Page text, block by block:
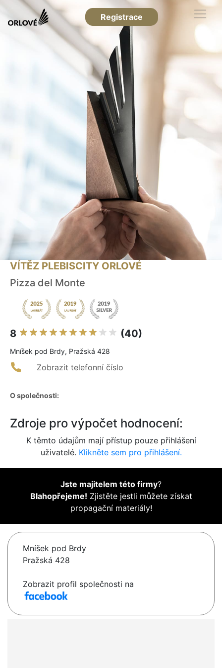
Registrace
VÍTĚZ PLEBISCITY ORLOVÉ
Pizza del Monte
8 (40)
Mníšek pod Brdy, Pražská 428
Zobrazit telefonní číslo
O společnosti:
Zdroje pro výpočet hodnocení:
K těmto údajům mají přístup pouze přihlášení
uživatelé. Klikněte sem pro přihlášení.
Jste majitelem této firmy?
Blahopřejeme! Zjistěte jestli můžete získat
propagační materiály!
Mníšek pod Brdy
Pražská 428
Zobrazit profil společnosti na